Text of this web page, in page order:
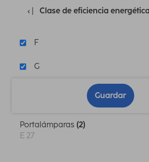
Clase de eficiencia
F
G
Guardar
Portalámparas (2)
E 27